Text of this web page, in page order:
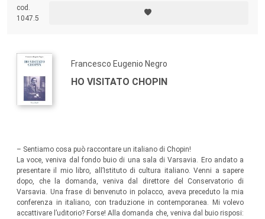
appello all’umanità a favore della fratellanza, dei più deboli, dei feriti e
dei morti che la società produce “volontariamente” con le proprie
cod.
1047.5
Francesco Eugenio Negro
HO VISITATO CHOPIN
– Sentiamo cosa può raccontare un italiano di Chopin!
La voce, veniva dal fondo buio di una sala di Varsavia. Ero andato a
presentare il mio libro, all’Istituto di cultura italiano. Venni a sapere
dopo, che la domanda, veniva dal direttore del Conservatorio di
Varsavia. Una frase di benvenuto in polacco, aveva preceduto la mia
conferenza in italiano, con traduzione in contemporanea. Mi volevo
accattivare l’uditorio? Forse! Alla domanda che, veniva dal buio risposi: